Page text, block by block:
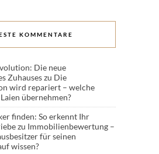
KOMMENTARE
Die neue
Zuhauseszu Die
wird repariert – welche
übernehmen?
finden: So erkennt Ihr
zu Immobilienbewertung –
für seinen
wissen?